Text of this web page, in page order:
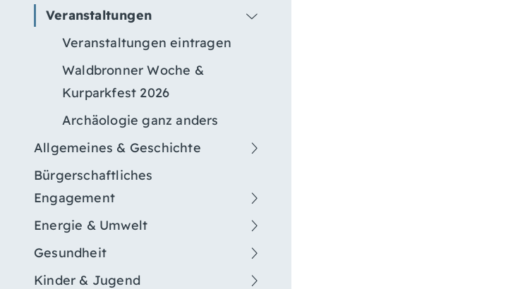
Veranstaltungen
Veranstaltungen eintragen
Waldbronner Woche &
Kurparkfest 2026
Archäologie ganz anders
Allgemeines & Geschichte
Bürgerschaftliches
Engagement
Energie & Umwelt
Gesundheit
Kinder & Jugend